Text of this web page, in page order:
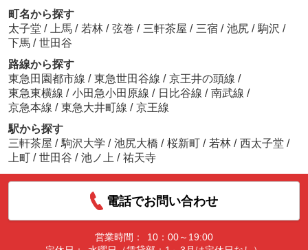
町名から探す
太子堂 / 上馬 / 若林 / 弦巻 / 三軒茶屋 / 三宿 / 池尻 / 駒沢 /
下馬 / 世田谷
路線から探す
東急田園都市線 / 東急世田谷線 / 京王井の頭線 /
東急東横線 / 小田急小田原線 / 日比谷線 / 南武線 /
京急本線 / 東急大井町線 / 京王線
駅から探す
三軒茶屋 / 駒沢大学 / 池尻大橋 / 桜新町 / 若林 / 西太子堂 /
上町
/ 世田谷 / 池ノ上 / 祐天寺
電話でお問い合わせ
営業時間：
10：00～19:00